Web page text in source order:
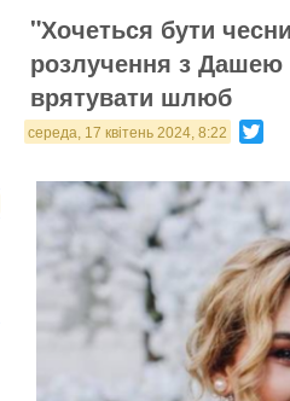
"Хочеться бути
розлучення з Дашею
врятувати шлюб
середа, 17 квітень 2024, 8:22